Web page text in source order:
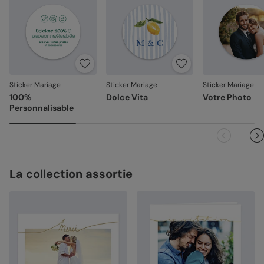
Votre satisfaction, notre priorité
Si vous constatez le moindre souci lié à l’impression, à la
découpe ou à l’acheminement, contactez-nous dans les
30 jours. Nous nous occupons de tout et relançons une
impression si nécessaire.
En revanche, si le point concerne la personnalisation que
vous avez validée (texte, photo, mise en page), le produit
ne pourra pas être repris.
Sticker Mariage
100%
Personnalisable
Sticker Mariage
Dolce Vita
Sticker Mariage
Votre Photo
La collection assortie